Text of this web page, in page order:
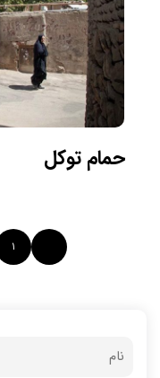
حمام توکل
۱